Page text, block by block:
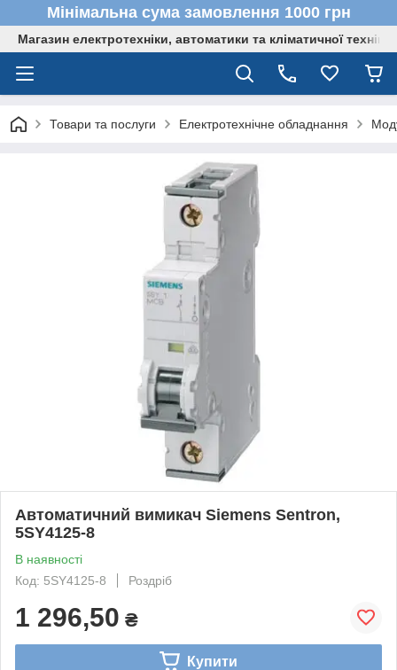
Мінімальна сума замовлення 1000 грн
Магазин електротехніки, автоматики та кліматичної техніки
Товари та послуги Електротехнічне обладнання
Автоматичний вимикач Siemens Sentron,
5SY4125-8
В наявності
Код: 5SY4125-8
Роздріб
1 296,50 ₴
Купити